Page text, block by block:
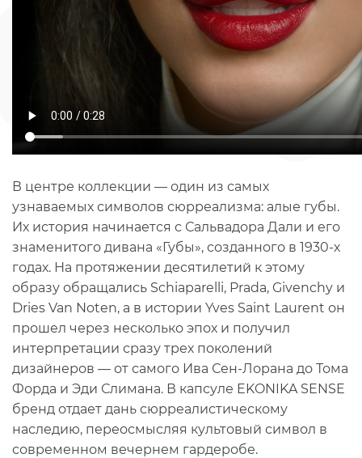
В центре коллекции — один из самых
узнаваемых символов сюрреализма: алые губы.
Их история начинается с Сальвадора Дали и его
знаменитого дивана «Губы», созданного в 1930-х
годах. На протяжении десятилетий к этому
образу обращались Schiaparelli, Prada, Givenchy и
Dries Van Noten, а в истории Yves Saint Laurent он
прошел через несколько эпох и получил
интерпретации сразу трех поколений
дизайнеров — от самого Ива Сен-Лорана до Тома
Форда и Эди Слимана. В капсуле EKONIKA SENSE
бренд отдает дань сюрреалистическому
наследию, переосмысляя культовый символ в
современном вечернем гардеробе.